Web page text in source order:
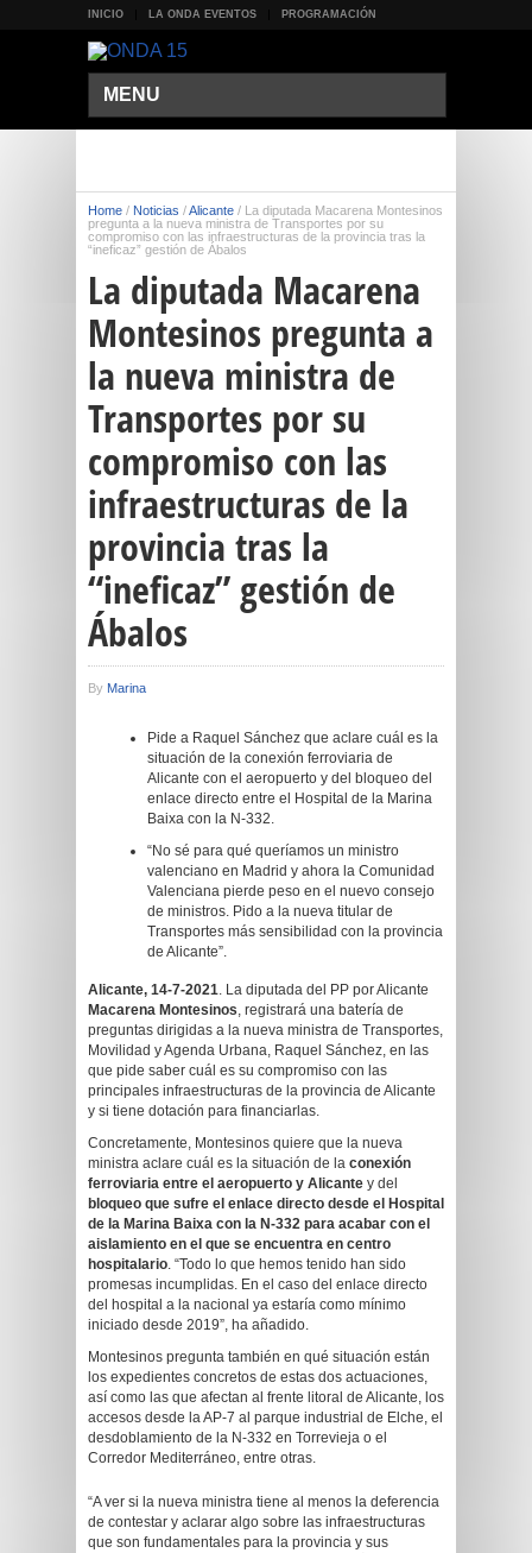
INICIO LA ONDA EVENTOS PROGRAMACIÓN
MENU
Home / Noticias /Alicante / La diputada Macarena Montesinos
pregunta a la nueva ministra de Transportes por su
compromiso con las infraestructuras de la provincia tras la
“ineficaz” gestión de Ábalos
La diputada Macarena
Montesinos pregunta a
la nueva ministra de
Transportes por su
compromiso con las
infraestructuras de la
provincia tras la
“ineficaz” gestión de
Ábalos
By Marina
Pide a Raquel Sánchez que aclare cuál es la
situación de la conexión ferroviaria de
Alicante con el aeropuerto y del bloqueo del
enlace directo entre el Hospital de la Marina
Baixa con la N-332.
“No sé para qué queríamos un ministro
valenciano en Madrid y ahora la Comunidad
Valenciana pierde peso en el nuevo consejo
de ministros. Pido a la nueva titular de
Transportes más sensibilidad con la provincia
de Alicante”.
Alicante, 14-7-2021. La diputada del PP por Alicante
Macarena Montesinos, registrará una batería de
preguntas dirigidas a la nueva ministra de Transportes,
Movilidad y Agenda Urbana, Raquel Sánchez, en las
que pide saber cuál es su compromiso con las
principales infraestructuras de la provincia de Alicante
y si tiene dotación para financiarlas.
Concretamente, Montesinos quiere que la nueva
ministra aclare cuál es la situación de la conexión
ferroviaria entre el aeropuerto y Alicante y del
bloqueo que sufre el enlace directo desde el Hospital
de la Marina Baixa con la N-332 para acabar con el
aislamiento en el que se encuentra en centro
hospitalario. “Todo lo que hemos tenido han sido
promesas incumplidas. En el caso del enlace directo
del hospital a la nacional ya estaría como mínimo
iniciado desde 2019”, ha añadido.
Montesinos pregunta también en qué situación están
los expedientes concretos de estas dos actuaciones,
así como las que afectan al frente litoral de Alicante, los
accesos desde la AP-7 al parque industrial de Elche, el
desdoblamiento de la N-332 en Torrevieja o el
Corredor Mediterráneo, entre otras.
“A ver si la nueva ministra tiene al menos la deferencia
de contestar y aclarar algo sobre las infraestructuras
que son fundamentales para la provincia y sus